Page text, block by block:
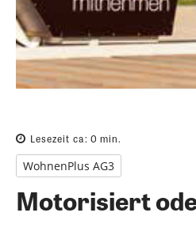
Lesezeit ca: 0 min.
WohnenPlus AG3
Motorisiert